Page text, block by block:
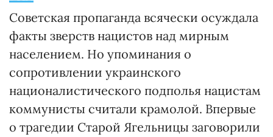
Советская пропаганда всячески осуждала
факты зверств нацистов над мирным
населением. Но упоминания о
сопротивлении украинского
националистического подполья нацистам
коммунисты считали крамолой. Впервые
о трагедии Старой Ягельницы заговорили